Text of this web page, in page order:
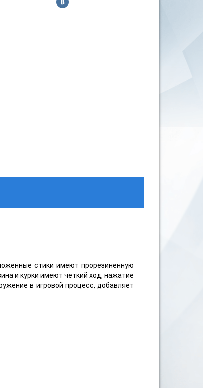
стики имеют прорезиненную
и курки имеют четкий ход, нажатие
в игровой процесс, добавляет